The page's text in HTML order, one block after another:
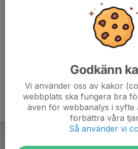
Godkänn
Vi använder oss av kakor
webbplats ska fungera bra
även för webbanalys i syfte
förbättra våra
Så använder vi